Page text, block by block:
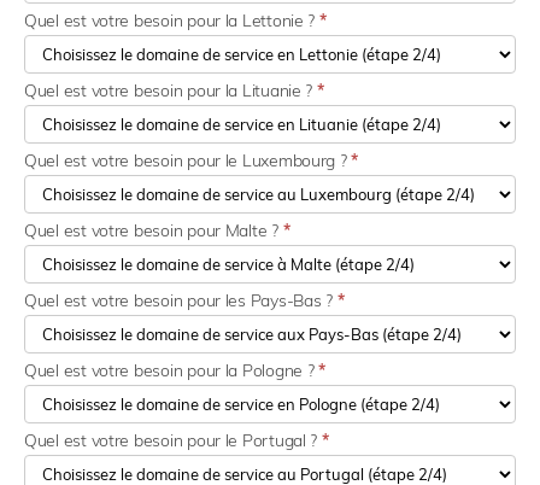
Quel est votre besoin pour la Lettonie ? *
Quel est votre besoin pour la Lituanie ? *
Quel est votre besoin pour le Luxembourg ?*
Quel est votre besoin pour Malte ? *
Quel est votre besoin pour les Pays-Bas ? *
Quel est votre besoin pour la Pologne ?*
Quel est votre besoin pour le Portugal ? *